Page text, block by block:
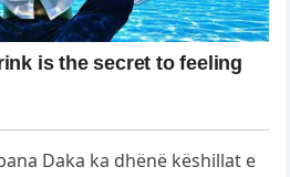
Daka ka dhënë këshillat e